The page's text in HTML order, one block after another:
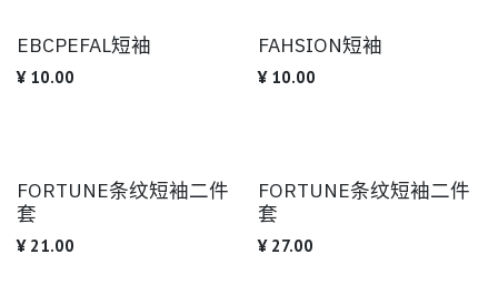
EBCPEFAL短袖
¥ 10.00
FAHSION短袖
¥ 10.00
FORTUNE条纹短袖二件
套
¥ 21.00
FORTUNE条纹短袖二件
套
¥ 27.00